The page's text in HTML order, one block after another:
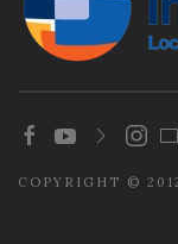
COPYRIGHT ©